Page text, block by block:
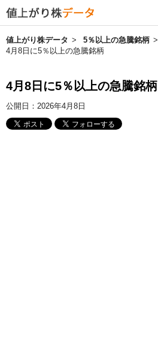
値上がり株データ
5％以上の急騰銘柄
4月8日に5％以上の急騰銘柄
4月8日に5％以上の急騰銘柄
公開日： 2026年4月8日